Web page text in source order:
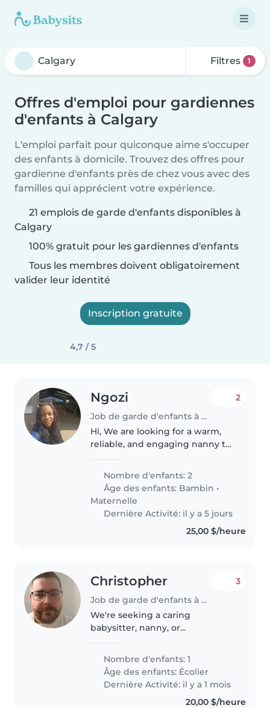
Filtres 1
Offres d'emploi pour gardiennes
d'enfants à Calgary
L'emploi parfait pour quiconque aime s'occuper
des enfants à domicile. Trouvez des offres pour
gardienne d'enfants près de chez vous avec des
familles qui apprécient votre expérience.
21 emplois de garde d'enfants disponibles à
Calgary
100% gratuit pour les gardiennes d'enfants
Tous les membres doivent obligatoirement
valider leur identité
Inscription gratuite
4,7 / 5
Ngozi
Job de garde d'enfants à Calgary
2
Hi, We are looking for a warm,
reliable, and engaging nanny to
years and 16 months. The role
will initially be 4 days per week
during the first month..
Nombre d'enfants: 2
Âge des enfants: Bambin •
Maternelle
Dernière Activité: il y a 5 jours
25,00 $/heure
Christopher
Job de garde d'enfants à Calgary
3
We're seeking a caring
babysitter, nanny, or
verbal; however, he is intelligent,
independent, can understand
most instructions,..
Nombre d'enfants: 1
Âge des enfants: Écolier
Dernière Activité: il y a 1 mois
20,00 $/heure